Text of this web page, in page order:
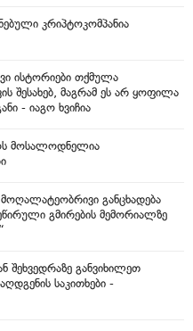
კრიპტოკომპანია
ისტორიები თქმულა
შესახებ, მაგრამ ეს არ ყოფილა
- იაგო ხვიჩია
მოსალოდნელია
განცხადება
გმირების მემორიალზე
შეხვედრაზე განვიხილეთ
საკითხები -